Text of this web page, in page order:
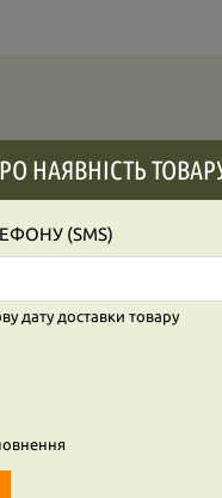
НАЯВНІСТЬ
(SMS)
дату доставки товару